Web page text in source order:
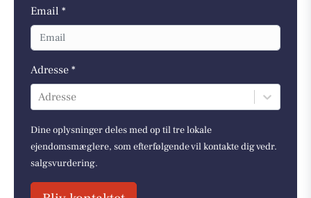
Email *
Adresse *
Adresse
Dine oplysninger deles med op til tre lokale
ejendomsmæglere, som efterfølgende vil kontakte dig vedr.
salgsvurdering.